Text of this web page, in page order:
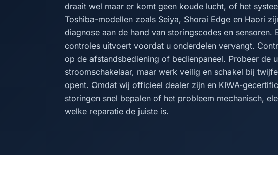
draait wel maar er komt geen koude lucht, of het
Toshiba-modellen zoals Seiya, Shorai Edge en Haori
diagnose aan de hand van storingscodes en sensoren.
controles uitvoert voordat u onderdelen vervangt.
op de afstandsbediening of bedienpaneel. Probeer de
stroomschakelaar, maar werk veilig en schakel bij
opent. Omdat wij officieel dealer zijn en KIWA-
storingen snel bepalen of het probleem mechanisch,
welke reparatie de juiste is.